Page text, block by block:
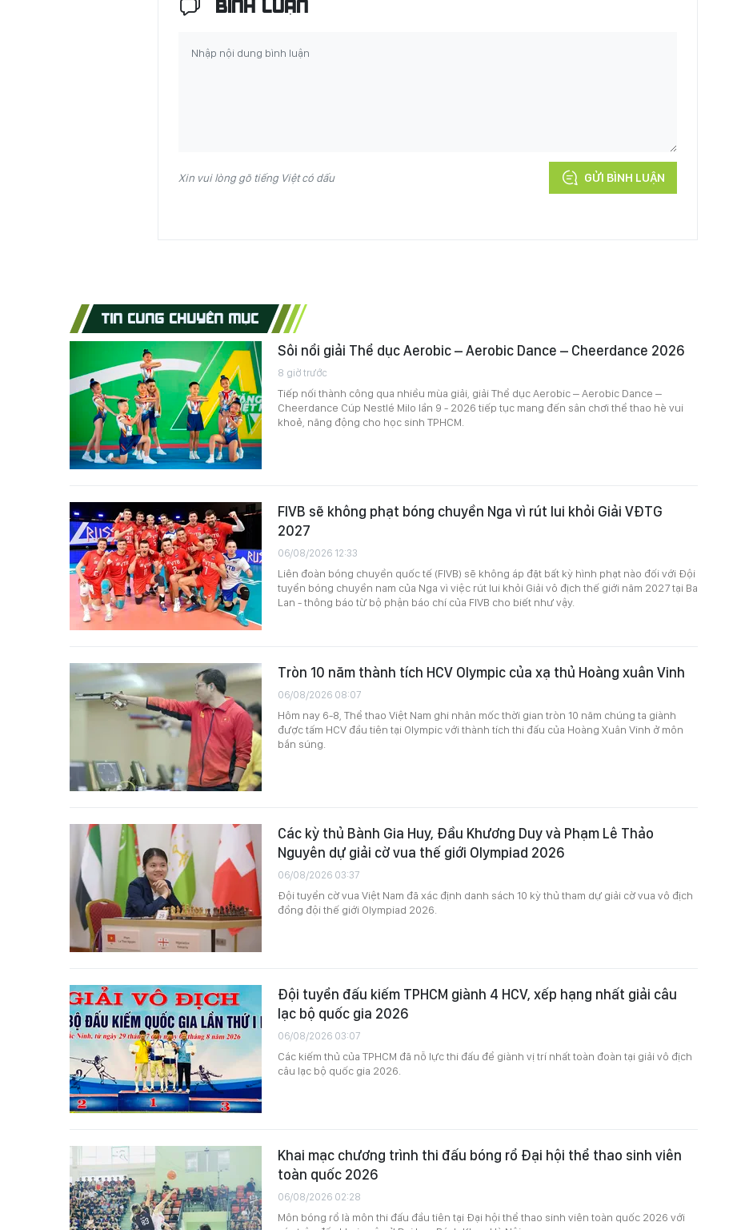
BÌNH LUẬN
Xin vui lòng gõ tiếng Việt có dấu GỬI BÌNH LUẬN
TIN CÙNG CHUYÊN MỤC
Sôi nổi giải Thể dục Aerobic – Aerobic Dance – Cheerdance 2026
8 giờ trước
Tiếp nối thành công qua nhiều mùa giải, giải Thể dục Aerobic – Aerobic Dance –
Cheerdance Cúp Nestlé Milo lần 9 - 2026 tiếp tục mang đến sân chơi thể thao hè vui
khoẻ, năng động cho học sinh TPHCM.
FIVB sẽ không phạt bóng chuyền Nga vì rút lui khỏi Giải VĐTG
2027
06/08/2026 12:33
Liên đoàn bóng chuyền quốc tế (FIVB) sẽ không áp đặt bất kỳ hình phạt nào đối với Đội
tuyển bóng chuyền nam của Nga vì việc rút lui khỏi Giải vô địch thế giới năm 2027 tại Ba
Lan - thông báo từ bộ phận báo chí của FIVB cho biết như vậy.
Tròn 10 năm thành tích HCV Olympic của xạ thủ Hoàng xuân Vinh
06/08/2026 08:07
Hôm nay 6-8, Thể thao Việt Nam ghi nhân mốc thời gian tròn 10 năm chúng ta giành
được tấm HCV đầu tiên tại Olympic với thành tích thi đấu của Hoàng Xuân Vinh ở môn
bắn súng.
Các kỳ thủ Bành Gia Huy, Đầu Khương Duy và Phạm Lê Thảo
Nguyên dự giải cờ vua thế giới Olympiad 2026
06/08/2026 03:37
Đội tuyển cờ vua Việt Nam đã xác định danh sách 10 kỳ thủ tham dự giải cờ vua vô địch
đồng đội thế giới Olympiad 2026.
Đội tuyển đấu kiếm TPHCM giành 4 HCV, xếp hạng nhất giải câu
lạc bộ quốc gia 2026
06/08/2026 03:07
Các kiếm thủ của TPHCM đã nỗ lực thi đấu để giành vị trí nhất toàn đoàn tại giải vô địch
câu lạc bộ quốc gia 2026.
Khai mạc chương trình thi đấu bóng rổ Đại hội thể thao sinh viên
toàn quốc 2026
06/08/2026 02:28
Môn bóng rổ là môn thi đấu đầu tiên tại Đại hội thể thao sinh viên toàn quốc 2026 với